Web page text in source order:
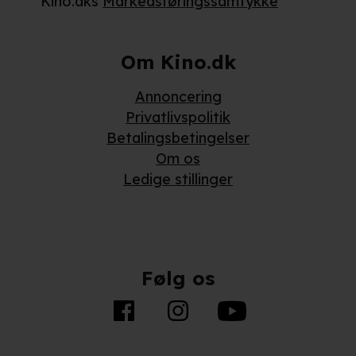
Om Kino.dk
Annoncering
Privatlivspolitik
Betalingsbetingelser
Om os
Ledige stillinger
Følg os